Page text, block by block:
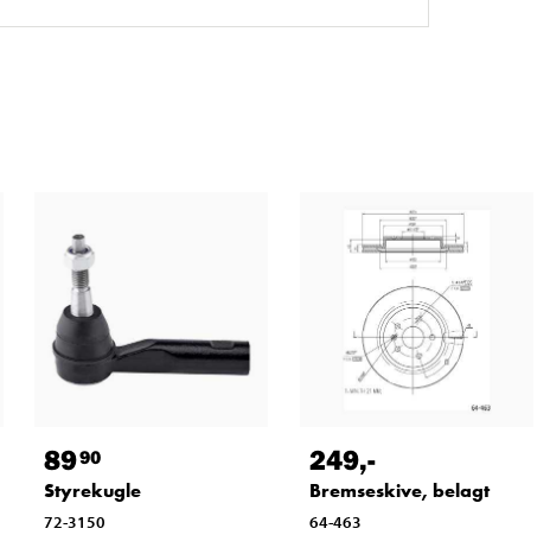
8990
Styrekugle
72-3150
249,-
Bremseskive, belagt
64-463